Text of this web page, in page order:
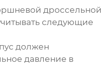
дроссельной
следующие
должен
давление в